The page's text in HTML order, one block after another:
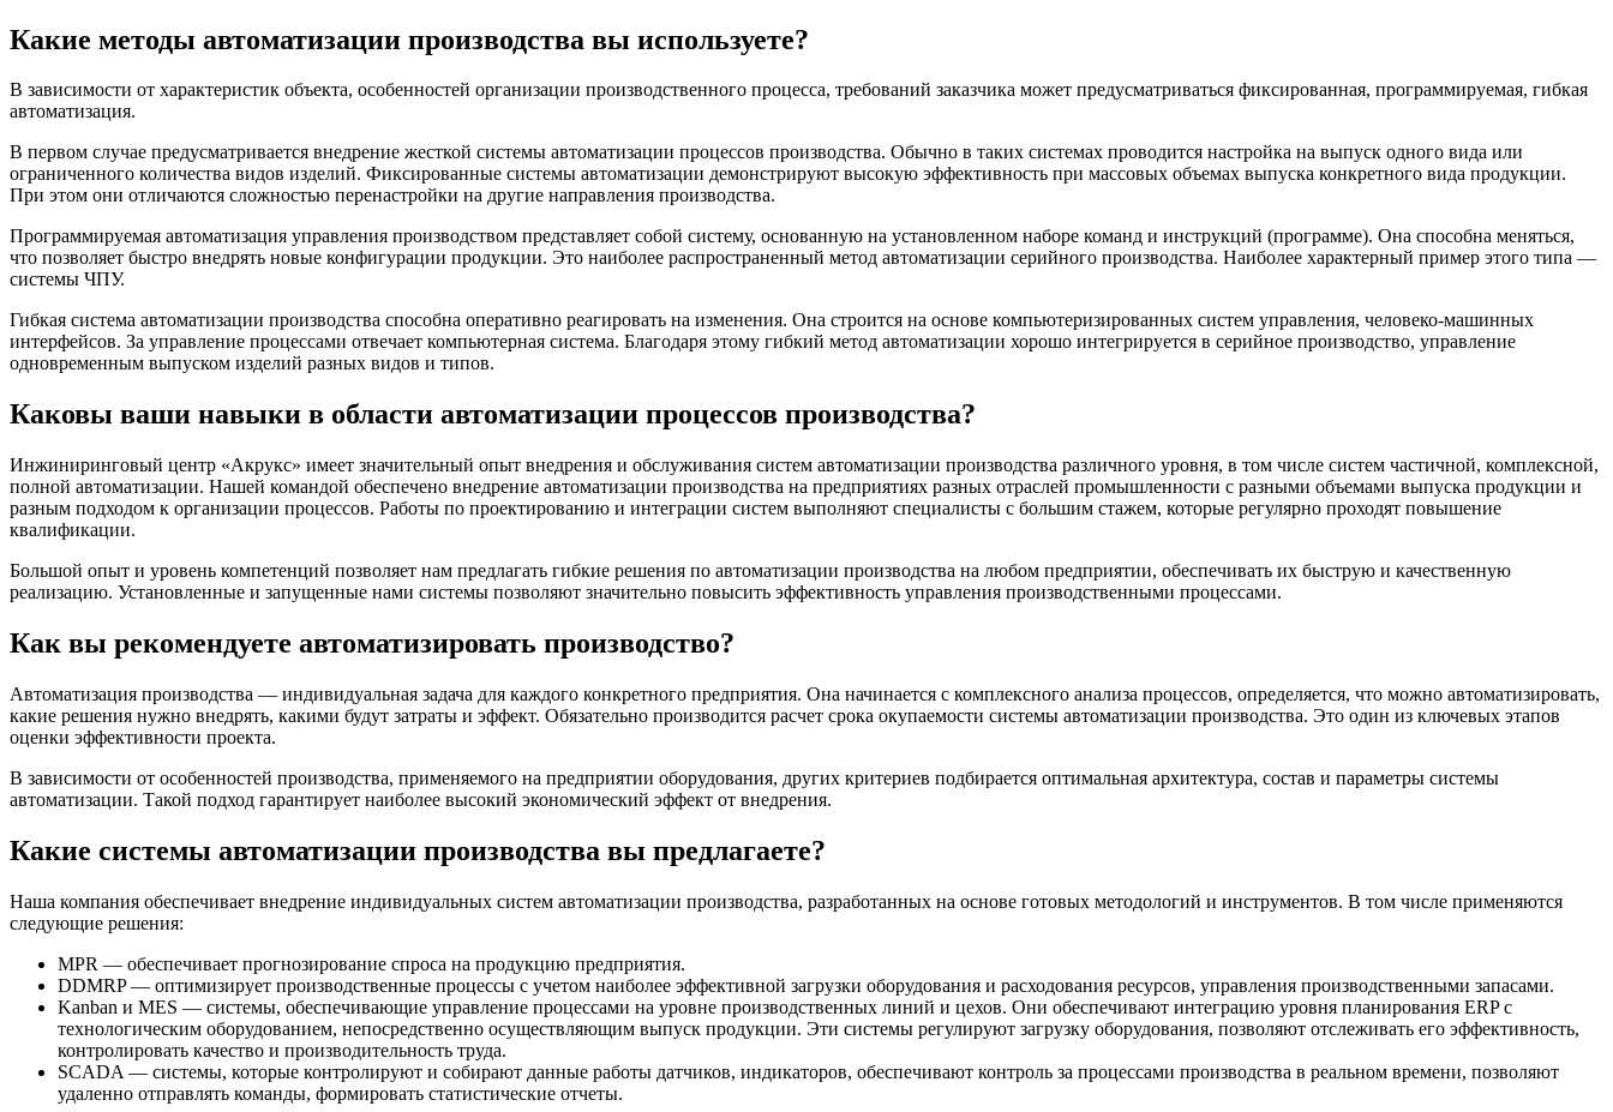
Какие методы автоматизации производства вы используете?
В зависимости от характеристик объекта, особенностей организации производственного процесса, требований заказчика может предусматриваться фиксированная, программируемая, гибкая
автоматизация.
В первом случае предусматривается внедрение жесткой системы автоматизации процессов производства. Обычно в таких системах проводится настройка на выпуск одного вида или
ограниченного количества видов изделий. Фиксированные системы автоматизации демонстрируют высокую эффективность при массовых объемах выпуска конкретного вида продукции.
При этом они отличаются сложностью перенастройки на другие направления производства.
Программируемая автоматизация управления производством представляет собой систему, основанную на установленном наборе команд и инструкций (программе). Она способна меняться,
что позволяет быстро внедрять новые конфигурации продукции. Это наиболее распространенный метод автоматизации серийного производства. Наиболее характерный пример этого типа —
системы ЧПУ.
Гибкая система автоматизации производства способна оперативно реагировать на изменения. Она строится на основе компьютеризированных систем управления, человеко-машинных
интерфейсов. За управление процессами отвечает компьютерная система. Благодаря этому гибкий метод автоматизации хорошо интегрируется в серийное производство, управление
одновременным выпуском изделий разных видов и типов.
Каковы ваши навыки в области автоматизации процессов производства?
Инжиниринговый центр «Акрукс» имеет значительный опыт внедрения и обслуживания систем автоматизации производства различного уровня, в том числе систем частичной, комплексной,
полной автоматизации. Нашей командой обеспечено внедрение автоматизации производства на предприятиях разных отраслей промышленности с разными объемами выпуска продукции и
разным подходом к организации процессов. Работы по проектированию и интеграции систем выполняют специалисты с большим стажем, которые регулярно проходят повышение
квалификации.
Большой опыт и уровень компетенций позволяет нам предлагать гибкие решения по автоматизации производства на любом предприятии, обеспечивать их быструю и качественную
реализацию. Установленные и запущенные нами системы позволяют значительно повысить эффективность управления производственными процессами.
Как вы рекомендуете автоматизировать производство?
Автоматизация производства — индивидуальная задача для каждого конкретного предприятия. Она начинается с комплексного анализа процессов, определяется, что можно автоматизировать,
какие решения нужно внедрять, какими будут затраты и эффект. Обязательно производится расчет срока окупаемости системы автоматизации производства. Это один из ключевых этапов
оценки эффективности проекта.
В зависимости от особенностей производства, применяемого на предприятии оборудования, других критериев подбирается оптимальная архитектура, состав и параметры системы
автоматизации. Такой подход гарантирует наиболее высокий экономический эффект от внедрения.
Какие системы автоматизации производства вы предлагаете?
Наша компания обеспечивает внедрение индивидуальных систем автоматизации производства, разработанных на основе готовых методологий и инструментов. В том числе применяются
следующие решения:
MPR — обеспечивает прогнозирование спроса на продукцию предприятия.
DDMRP — оптимизирует производственные процессы с учетом наиболее эффективной загрузки оборудования и расходования ресурсов, управления производственными запасами.
Kanban и MES — системы, обеспечивающие управление процессами на уровне производственных линий и цехов. Они обеспечивают интеграцию уровня планирования ERP с
технологическим оборудованием, непосредственно осуществляющим выпуск продукции. Эти системы регулируют загрузку оборудования, позволяют отслеживать его эффективность,
контролировать качество и производительность труда.
SCADA — системы, которые контролируют и собирают данные работы датчиков, индикаторов, обеспечивают контроль за процессами производства в реальном времени, позволяют
удаленно отправлять команды, формировать статистические отчеты.